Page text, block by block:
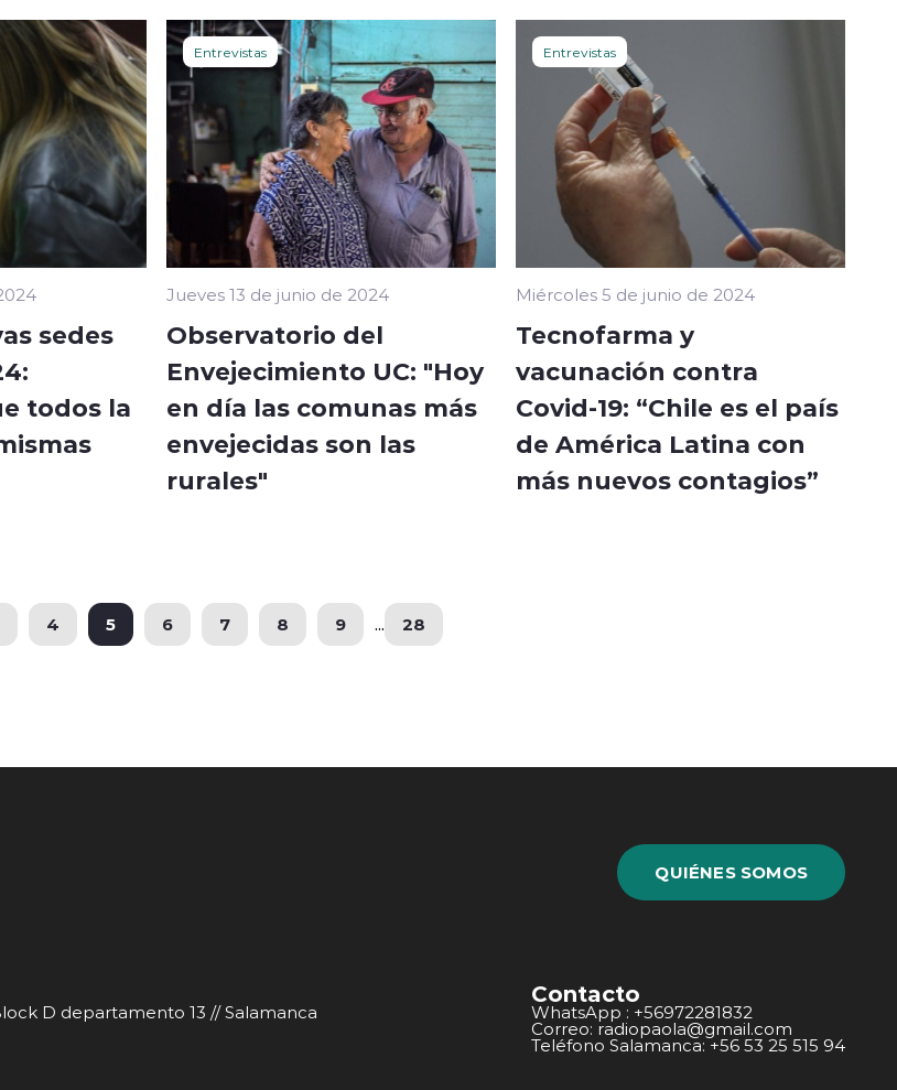
sedes
todos la
Entrevistas
Jueves 13 de junio de 2024
Observatorio del
Envejecimiento UC: "Hoy
en día las comunas más
envejecidas son las
rurales"
Entrevistas
Miércoles 5 de junio de 2024
Tecnofarma y
vacunación contra
Covid-19: “Chile es el país
de América Latina con
más nuevos contagios”
4 5 6 7 8 9 ... 28
QUIÉNES SOMOS
D departamento 13 // Salamanca
Contacto
WhatsApp : +56972281832
Correo: radiopaola@gmail.com
Teléfono Salamanca: +56 53 25 515 94